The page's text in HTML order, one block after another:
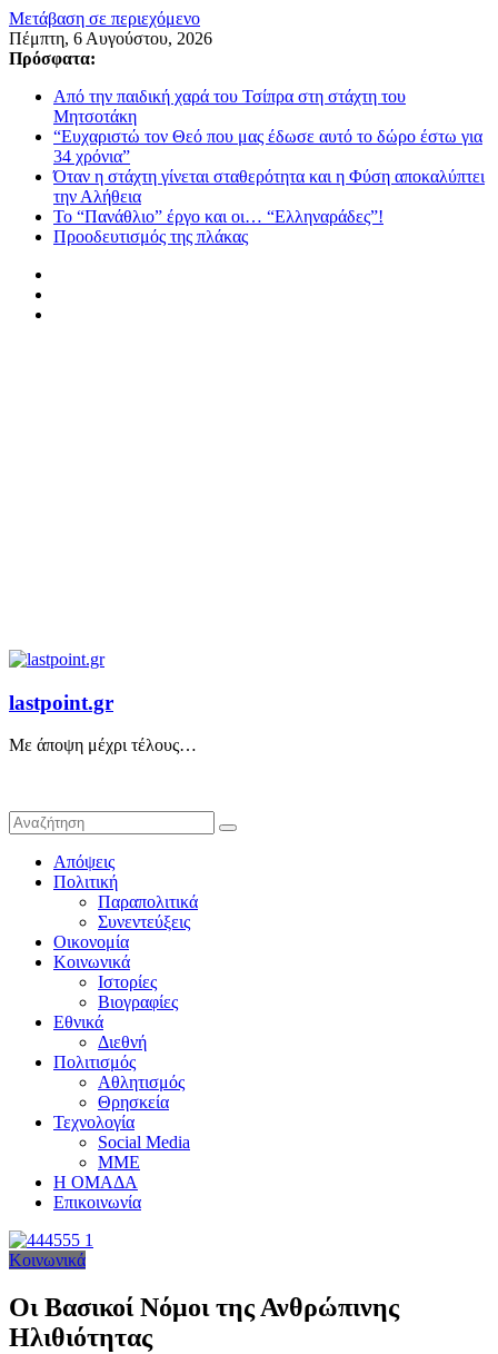
Μετάβαση σε περιεχόμενο
Πέμπτη, 6 Αυγούστου, 2026
Πρόσφατα:
Από την παιδική χαρά του Τσίπρα στη στάχτη του
Μητσοτάκη
“Ευχαριστώ τον Θεό που μας έδωσε αυτό το δώρο έστω για
34 χρόνια”
Όταν η στάχτη γίνεται σταθερότητα και η Φύση αποκαλύπτει
την Αλήθεια
Το “Πανάθλιο” έργο και οι… “Ελληναράδες”!
Προοδευτισμός της πλάκας
lastpoint.gr
Με άποψη μέχρι τέλους…
Απόψεις
Πολιτική
Παραπολιτικά
Συνεντεύξεις
Οικονομία
Κοινωνικά
Ιστορίες
Βιογραφίες
Εθνικά
Διεθνή
Πολιτισμός
Αθλητισμός
Θρησκεία
Τεχνολογία
Social Media
ΜΜΕ
Η ΟΜΑΔΑ
Επικοινωνία
Κοινωνικά
Οι Βασικοί Νόμοι της Ανθρώπινης
Ηλιθιότητας